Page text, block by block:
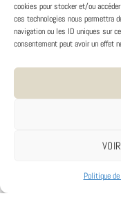
cookies pour stocker et/ou
ces technologies nous permettra
navigation ou les ID uniques sur
consentement peut avoir un effet
Politique